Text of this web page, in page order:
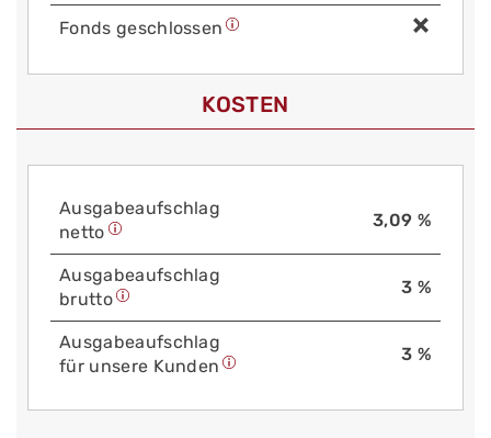
Fonds geschlossen
KOSTEN
Aus­gabe­auf­schlag
netto
3,09 %
Aus­gabe­auf­schlag
brutto
3 %
Aus­gabe­auf­schlag
für unsere Kunden
3 %